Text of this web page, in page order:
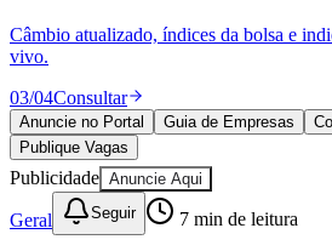
Esportes
Cultura
Meio Ambiente
Obras
Educação
Bairros de Barueri
Câmbio atualizado, índices da bolsa e
vivo.
03/04Consultar
Anuncie no Portal Guia de Empresas
Publique Vagas
Publicidade Anuncie Aqui
Geral Seguir 7 min de leitura